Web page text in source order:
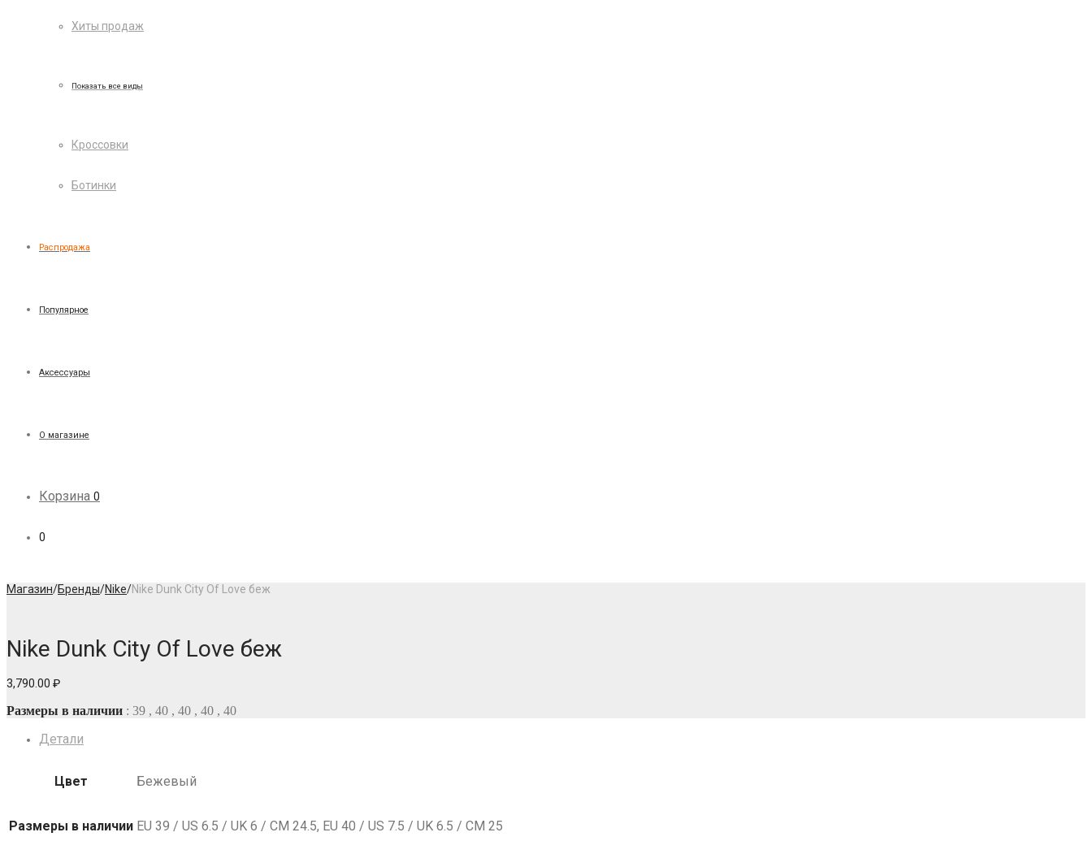
Хиты продаж
Показать все виды
Кроссовки
Ботинки
Распродажа
Популярное
Аксессуары
О магазине
Корзина 0
0
Магазин/Бренды/Nike/Nike Dunk City Of Love беж
Nike Dunk City Of Love беж
3,790.00 ₽
Размеры в наличии : 39 , 40 , 40 , 40 , 40
Детали
Цвет Бежевый
Размеры в наличии EU 39 / US 6.5 / UK 6 / СМ 24.5, EU 40 / US 7.5 / UK 6.5 / СМ 25